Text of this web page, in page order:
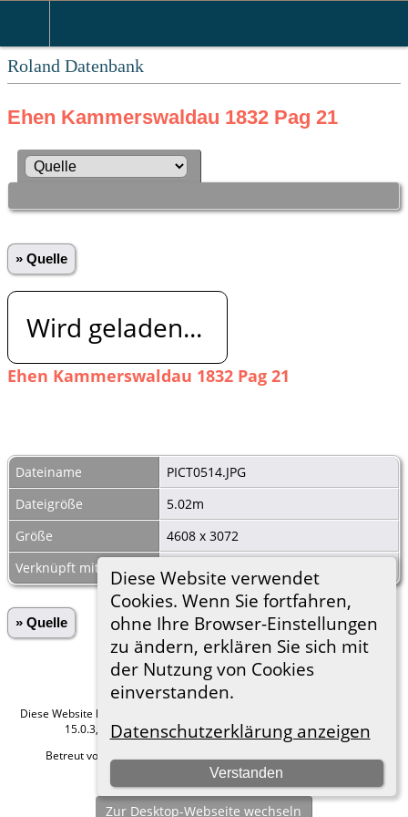
Roland Datenbank
Diese Website verwendet
Cookies. Wenn Sie fortfahren,
ohne Ihre Browser-Einstellungen
zu ändern, erklären Sie sich mit
der Nutzung von Cookies
einverstanden.
Datenschutzerklärung anzeigen
Verstanden
Ehen Kammerswaldau 1832 Pag 21
» Quelle
Wird geladen...
Ehen Kammerswaldau 1832 Pag 21
Dateiname
PICT0514.JPG
Dateigröße
5.02m
Größe
4608 x 3072
Verknüpft mit
Ehen Kammerswaldau 1832 Pag 21
» Quelle
Diese Website läuft mit
15.0.3, programmiert von Darrin Lythgoe © 2001-2026.
Betreut von
Hier geht es zum Impressum
Zur Desktop-Webseite wechseln